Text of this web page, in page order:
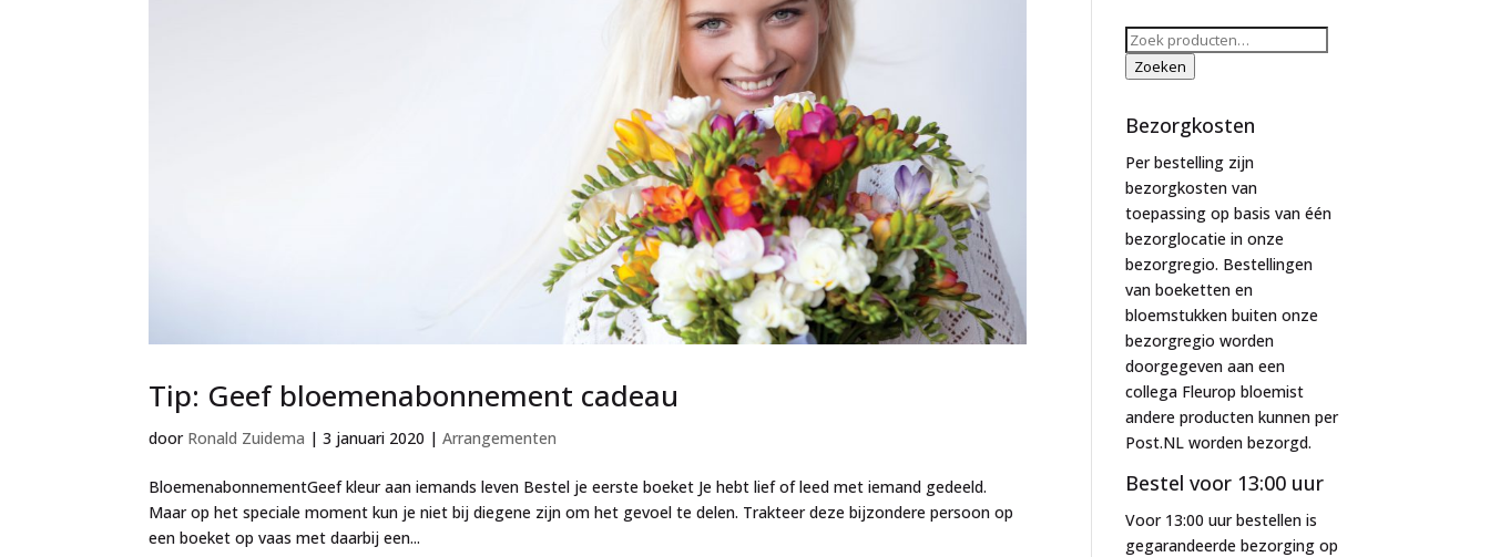
Tip: Geef bloemenabonnement cadeau
door Ronald Zuidema |3 januari 2020 |Arrangementen
BloemenabonnementGeef kleur aan iemands leven Bestel je eerste boeket Je hebt lief of leed met iemand gedeeld.
Maar op het speciale moment kun je niet bij diegene zijn om het gevoel te delen. Trakteer deze bijzondere persoon op
een boeket op vaas met daarbij een...
Zoeken
naar:
Zoeken
Bezorgkosten
Per bestelling zijn
bezorgkosten van
toepassing op basis van één
bezorglocatie in onze
bezorgregio. Bestellingen
van boeketten en
bloemstukken buiten onze
bezorgregio worden
doorgegeven aan een
collega Fleurop bloemist
andere producten kunnen per
Post.NL worden bezorgd.
Bestel voor 13:00 uur
Voor 13:00 uur bestellen is
gegarandeerde bezorging op